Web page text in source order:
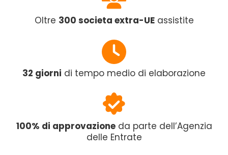
Oltre 300 societa extra-UEassistite
32 giorni di tempo medio di elaborazione
100% di approvazioneda parte dell’Agenzia
delle Entrate